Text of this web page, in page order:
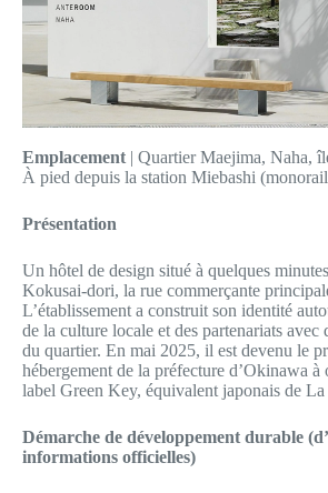
Emplacement | Quartier Maejima, Naha,
À pied depuis la station Miebashi
Présentation
Un hôtel de design situé à quelques
Kokusai-dori, la rue commerçante
L’établissement a construit son identité
de la culture locale et des partenariats avec
du quartier. En mai 2025, il est devenu le
hébergement de la préfecture d’Okinawa à
label Green Key, équivalent japonais de
Démarche de développement durable
informations officielles)